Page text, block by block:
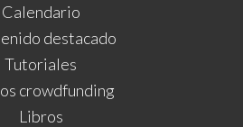
Calendario
destacado
Tutoriales
crowdfunding
Libros